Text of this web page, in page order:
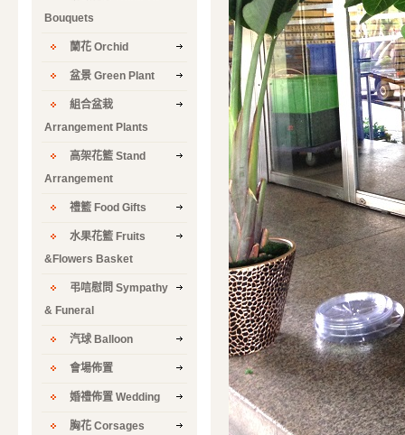
Bouquets
蘭花 Orchid
盆景 Green Plant
組合盆栽
Arrangement Plants
高架花籃 Stand
Arrangement
禮籃 Food Gifts
水果花籃 Fruits
&Flowers Basket
弔唁慰問 Sympathy
& Funeral
汽球 Balloon
會場佈置
婚禮佈置 Wedding
胸花 Corsages